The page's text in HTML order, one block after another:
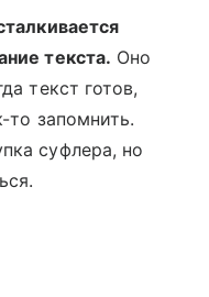
текста. Оно
текст готов,
то запомнить.
суфлера, но